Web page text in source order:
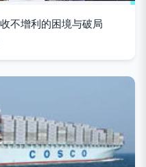
不增利的困境与破局